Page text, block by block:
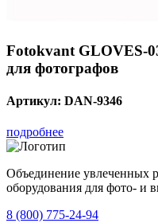
Fotokvant GLOVES-
для фотографов
Артикул: DAN-9346
подробнее
Объединение увлеченных
оборудования для фото- и
8 (800) 775-24-94